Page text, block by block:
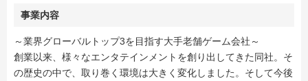
事業内容
～業界グローバルトップ3を目指す大手老舗ゲーム会社～
創業以来、様々なエンタテインメントを創り出してきた同社。そ
の歴史の中で、取り巻く環境は大きく変化しました。そして今後